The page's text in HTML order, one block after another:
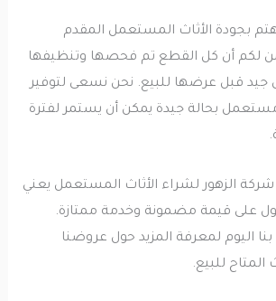
الأثاث المستعمل المقدم
أن كل القطع تم فحصها وتنظيفها
قبل عرضها للبيع. نحن نسعى لتوفير
بحالة جيدة يمكن أن يستمر لفترة
الزهور لشراء الأثاث المستعمل يعني
قيمة مضمونة وخدمة ممتازة.
لمعرفة المزيد حول عروضنا
للبيع.